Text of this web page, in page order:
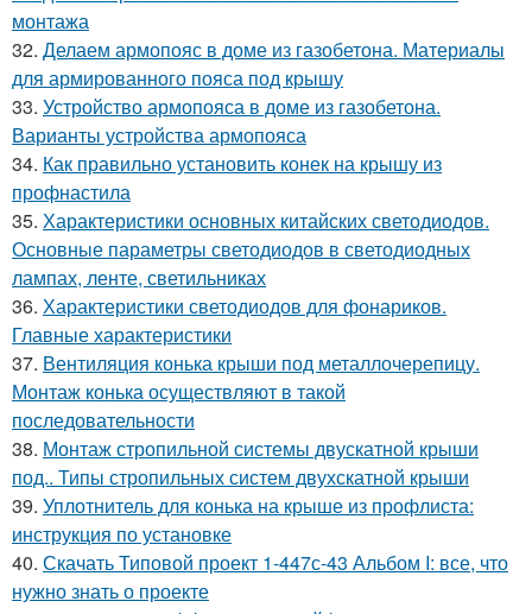
монтажа
32. Делаем армопояс в доме из газобетона. Материалы
для армированного пояса под крышу
33. Устройство армопояса в доме из газобетона.
Варианты устройства армопояса
34. Как правильно установить конек на крышу из
профнастила
35. Характеристики основных китайских светодиодов.
Основные параметры светодиодов в светодиодных
лампах, ленте, светильниках
36. Характеристики светодиодов для фонариков.
Главные характеристики
37. Вентиляция конька крыши под металлочерепицу.
Монтаж конька осуществляют в такой
последовательности
38. Монтаж стропильной системы двускатной крыши
под.. Типы стропильных систем двухскатной крыши
39. Уплотнитель для конька на крыше из профлиста:
инструкция по установке
40. Скачать Типовой проект 1-447с-43 Альбом I: все, что
нужно знать о проекте